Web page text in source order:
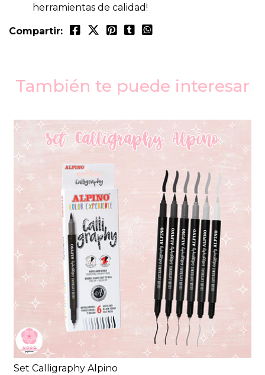
herramientas de calidad!
Compartir:
También te puede interesar
Set Calligraphy Alpino